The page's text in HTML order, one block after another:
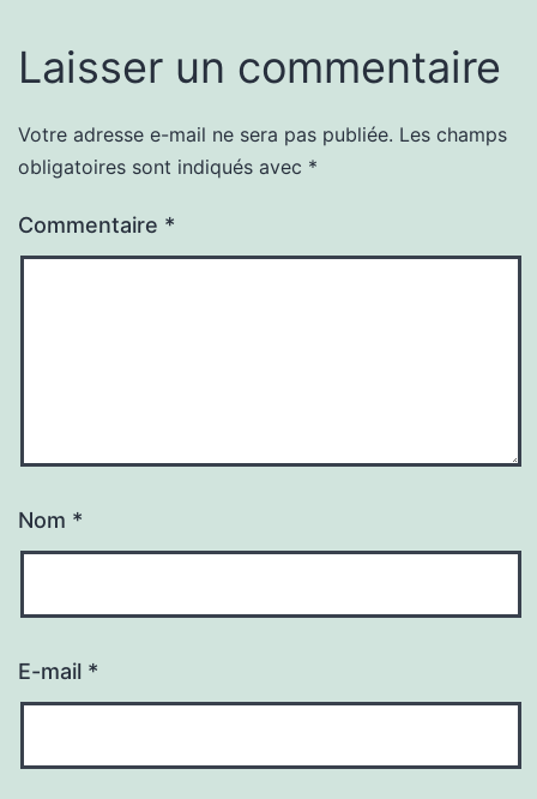
Laisser un commentaire
Votre adresse e-mail ne sera pas publiée. Les champs
obligatoires sont indiqués avec *
Commentaire *
Nom *
E-mail *